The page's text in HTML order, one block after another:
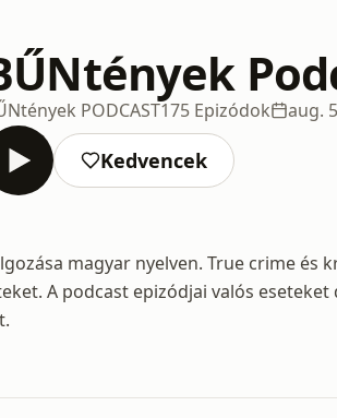
PODCAST175 Epizódok aug.
Kedvencek
magyar nyelven. True crime és
A podcast epizódjai valós